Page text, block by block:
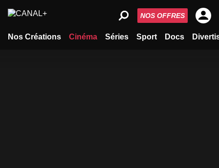
Nos Créations Cinéma Séries Sport Docs
NOS OFFRES